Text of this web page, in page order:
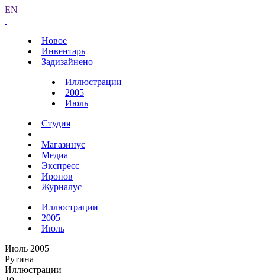
EN
Новое
Инвентарь
Задизайнено
Иллюстрации
2005
Июль
Студия
Магазинус
Медиа
Экспресс
Иронов
Журналус
Иллюстрации
2005
Июль
Июль 2005
Рутина
Иллюстрации